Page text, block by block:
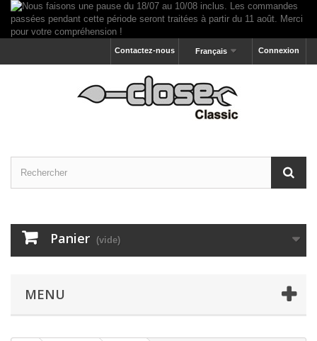
Connexion
Français
Contactez-nous
Panier (vide)
MENU